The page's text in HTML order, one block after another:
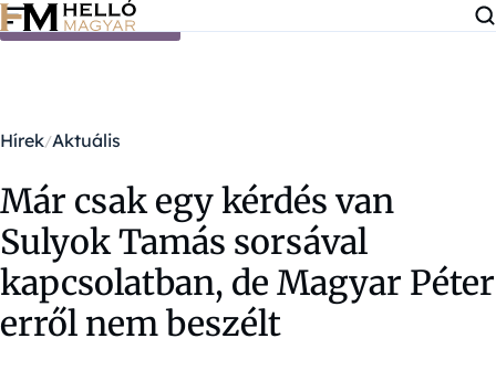
Ugrás a tartalomra
Hírek Aktuális
Már csak egy kérdés van
Sulyok Tamás sorsával
kapcsolatban, de Magyar Péter
erről nem beszélt